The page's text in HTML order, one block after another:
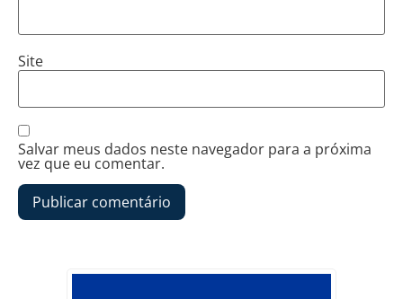
Site
Salvar meus dados neste navegador para a próxima
vez que eu comentar.